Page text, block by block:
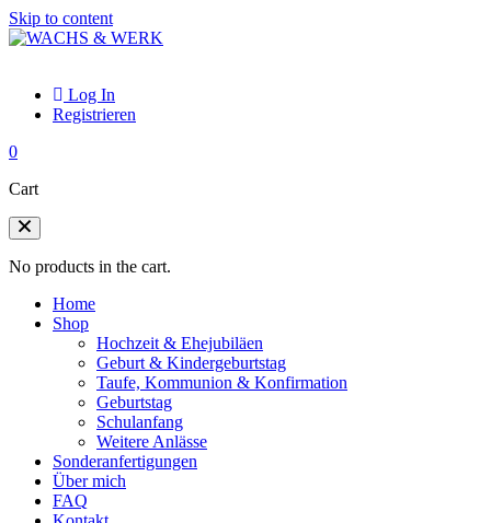
Skip to content
Log In
Registrieren
0
Cart
No products in the cart.
Home
Shop
Hochzeit & Ehejubiläen
Geburt & Kindergeburtstag
Taufe, Kommunion & Konfirmation
Geburtstag
Schulanfang
Weitere Anlässe
Sonderanfertigungen
Über mich
FAQ